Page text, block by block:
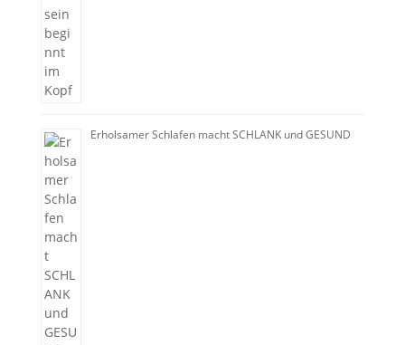
Erholsamer Schlafen macht SCHLANK und GESUND